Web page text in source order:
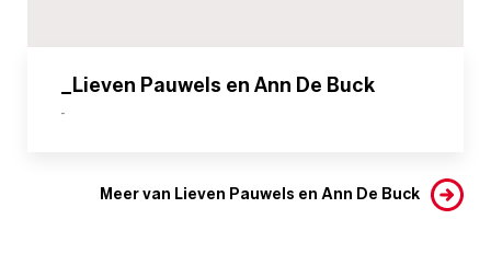
_Lieven Pauwels en Ann De Buck
-
Meer van Lieven Pauwels en Ann De Buck